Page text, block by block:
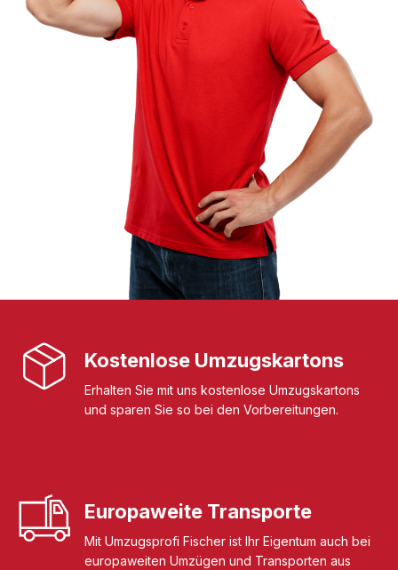
Kostenlose Umzugskartons
Erhalten Sie mit uns kostenlose Umzugskartons
und sparen Sie so bei den Vorbereitungen.
Europaweite Transporte
Mit Umzugsprofi Fischer ist Ihr Eigentum auch bei
europaweiten Umzügen und Transporten aus